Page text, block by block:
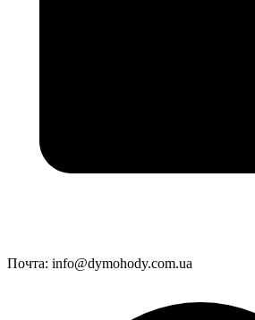
Почта: info@dymohody.com.ua